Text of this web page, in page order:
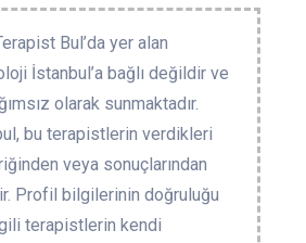
Bul’da yer alan
İstanbul’a bağlı değildir ve
olarak sunmaktadır.
bu terapistlerin verdikleri
veya sonuçlarından
Profil bilgilerinin doğruluğu
terapistlerin kendi